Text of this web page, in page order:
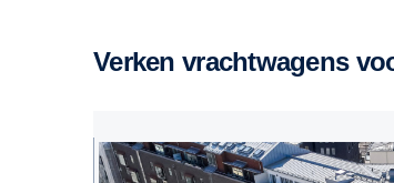
Verken vrachtwagens